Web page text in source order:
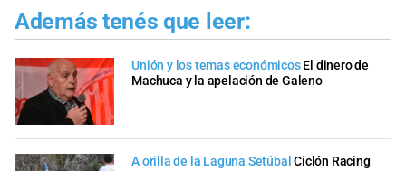
Además tenés que leer:
Unión y los temas económicos El dinero de
Machuca y la apelación de Galeno
A orilla de la Laguna Setúbal Ciclón Racing